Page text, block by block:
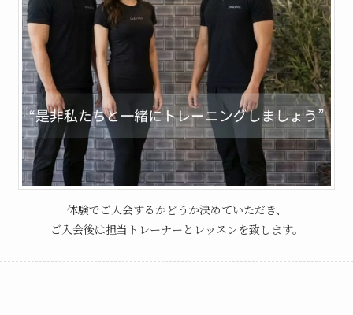
体験でご入会するかどうか決めていただき、
ご入会後は担当トレーナーとレッスンを致します。